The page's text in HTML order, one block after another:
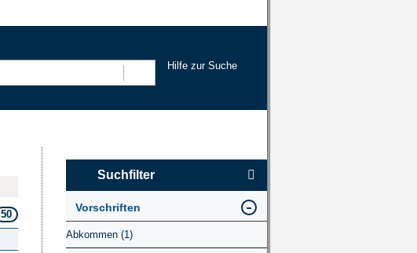
Hilfe zur Suche
50
Suchfilter
Vorschriften
Abkommen (1)